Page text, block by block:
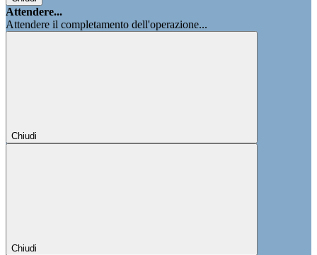
Attendere...
Attendere il completamento dell'operazione...
Chiudi
Chiudi